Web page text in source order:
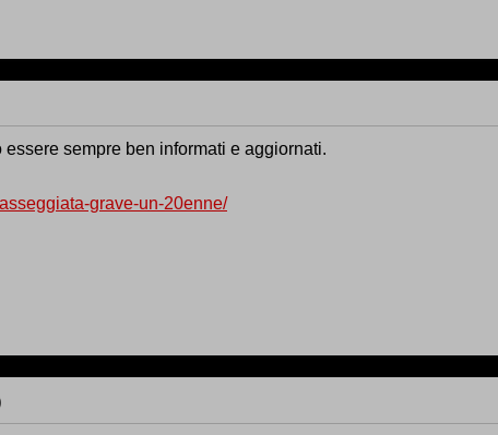
sempre ben informati e aggiornati.
grave-un-20enne/